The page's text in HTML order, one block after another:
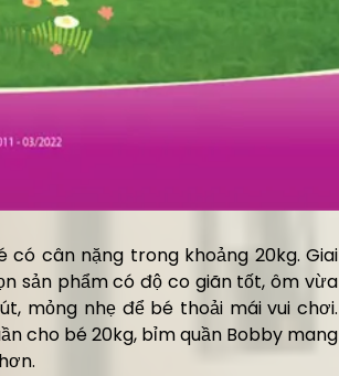
có cân nặng trong khoảng 20kg. Giai
sản phẩm có độ co giãn tốt, ôm vừa
mỏng nhẹ để bé thoải mái vui chơi.
cho bé 20kg, bỉm quần Bobby mang